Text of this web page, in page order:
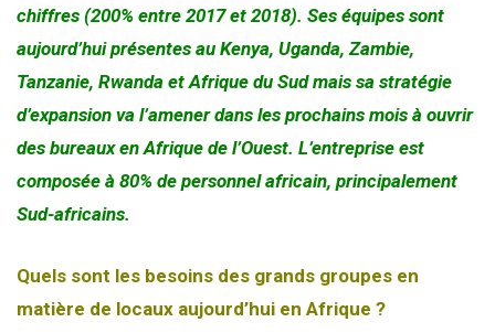
chiffres (200% entre 2017 et 2018). Ses équipes sont
aujourd’hui présentes au Kenya, Uganda, Zambie,
Tanzanie, Rwanda et Afrique du Sud mais sa stratégie
d’expansion va l’amener dans les prochains mois à ouvrir
des bureaux en Afrique de l’Ouest. L’entreprise est
composée à 80% de personnel africain, principalement
Sud-africains.
Quels sont les besoins des grands groupes en
matière de locaux aujourd’hui en Afrique ?